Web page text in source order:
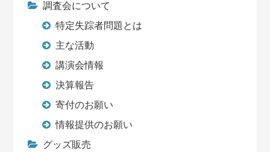
調査会について
特定失踪者問題とは
主な活動
講演会情報
決算報告
寄付のお願い
情報提供のお願い
グッズ販売